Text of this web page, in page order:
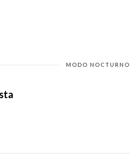
MODO NOCTURNO